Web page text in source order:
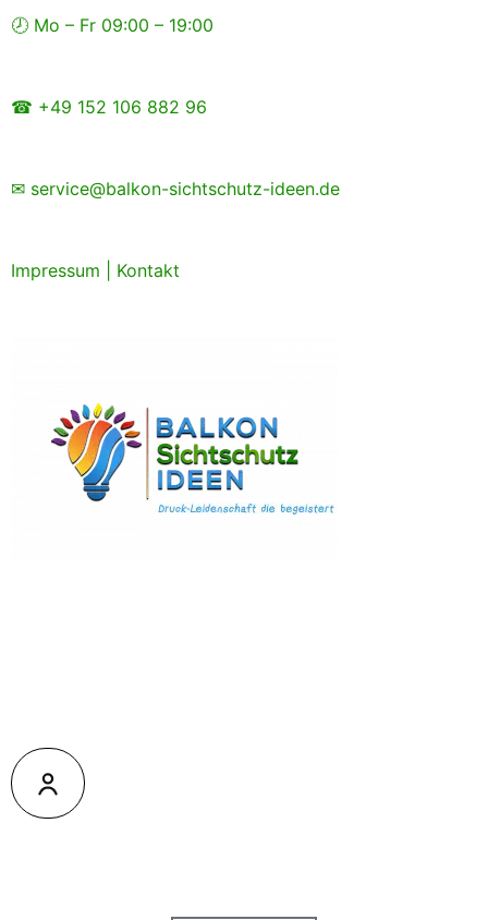
Zum
🕗 Mo – Fr 09:00 – 19:00
☎ +49 152 106 882 96
✉ service@balkon-sichtschutz-ideen.de
Impressum Kontakt